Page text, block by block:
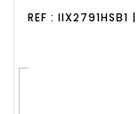
REF : IIX2791HSB1 |